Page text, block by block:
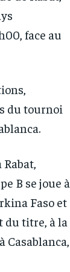
face au
du tournoi
B se joue à
Faso et
du titre, à la
Casablanca,